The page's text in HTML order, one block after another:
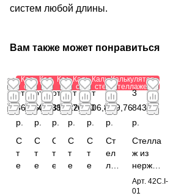
систем любой длины.
Вам также может понравиться
Калькулятор
стеллажей
от
866,64
р.
С
т
е
Калькулятор
стеллажей
от
607,38
р.
С
т
е
Калькулятор
стеллажей
от
311,22
р.
С
т
е
Калькулятор
стеллажей
от 1
376,40
р.
С
т
е
Калькулятор
стеллажей
от
206,88
р.
С
т
е
Калькулятор
стеллажей
от
809,76
р.
Ст
ел
ла
3
843,12
р.
Стелла
ж из
нержав
ающей
стали
Арт. 42C.I-
01